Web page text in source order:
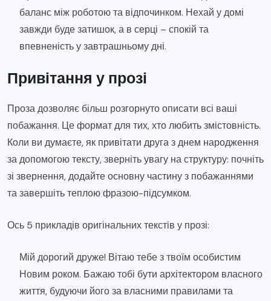
баланс між роботою та відпочинком. Нехай у домі
завжди буде затишок, а в серці – спокій та
впевненість у завтрашньому дні.
Привітання у прозі
Проза дозволяє більш розгорнуто описати всі ваші
побажання. Це формат для тих, хто любить змістовність.
Коли ви думаєте, як привітати друга з днем народження
за допомогою тексту, зверніть увагу на структуру: почніть
зі звернення, додайте основну частину з побажаннями
та завершіть теплою фразою-підсумком.
Ось 5 прикладів оригінальних текстів у прозі:
Мій дорогий друже! Вітаю тебе з твоїм особистим
Новим роком. Бажаю тобі бути архітектором власного
життя, будуючи його за власними правилами та